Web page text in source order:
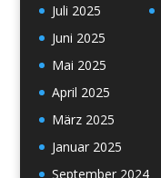
Juli 2025
Juni 2025
Mai 2025
April 2025
März 2025
Januar 2025
September 2024